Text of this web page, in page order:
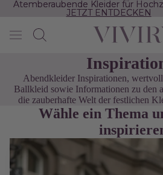
Atemberaubende Kleider für
JETZT ENTDECKEN
Atemberaubende Kleider für
JETZT ENTDECKEN
Abendkleider Inspirationen,
Ballkleid sowie Informationen zu den
die zauberhafte Welt der festlichen
Wähle ein Thema
Silvesterkleider